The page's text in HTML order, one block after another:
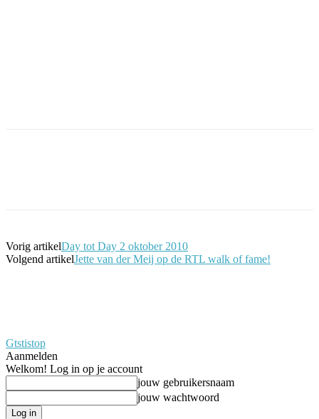
Vorig artikelDay tot Day 2 oktober 2010
Volgend artikelJette van der Meij op de RTL walk of fame!
Gtstistop
Aanmelden
Welkom! Log in op je account
jouw gebruikersnaam
jouw wachtwoord